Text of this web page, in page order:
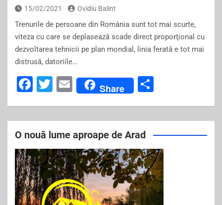
15/02/2021 Ovidiu Balint
Trenurile de persoane din România sunt tot mai scurte,
viteza cu care se deplasează scade direct proporţional cu
dezvoltarea tehnicii pe plan mondial, linia ferată e tot mai
distrusă, datoriile…
F
c
e
b
o
o
k
T
tt
er
E
m
ai
l
Share
ar
e
O nouă lume aproape de Arad